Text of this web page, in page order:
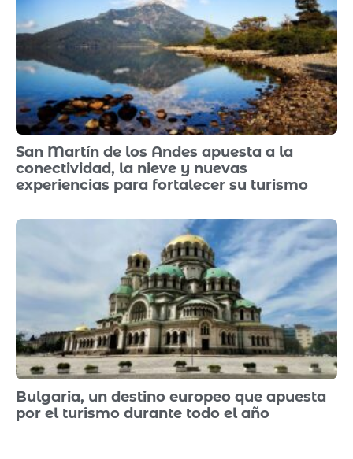
San Martín de los Andes apuesta a la
conectividad, la nieve y nuevas
experiencias para fortalecer su turismo
Bulgaria, un destino europeo que apuesta
por el turismo durante todo el año